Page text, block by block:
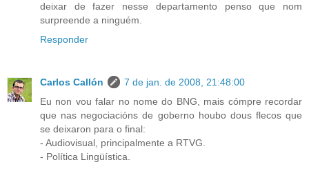
deixar de fazer nesse departamento penso que nom
surpreende a ninguém.
Responder
Carlos Callón
7 de jan. de 2008, 21:48:00
Eu non vou falar no nome do BNG, mais cómpre recordar
que nas negociacións de goberno houbo dous flecos que
se deixaron para o final:
- Audiovisual, principalmente a RTVG.
- Política Lingüística.